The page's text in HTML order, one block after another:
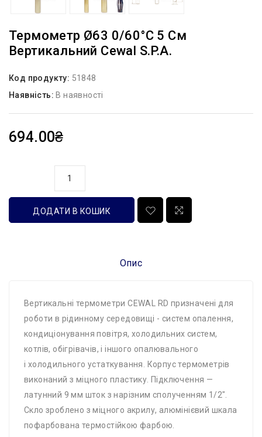
Термометр Ø63 0/60°С 5 См
Вертикальний Cewal S.p.A.
Код продукту: 51848
Наявність: В наявності
694.00₴
ДОДАТИ В КОШИК
Опис
Вертикальні термометри CEWAL RD призначені для
роботи в рідинному середовищі - систем опалення,
кондиціонування повітря, холодильних систем,
котлів, обігрівачів, і іншого опалювального
і холодильного устаткування. Корпус термометрів
виконаний з міцного пластику. Підключення —
латунний 9 мм шток з нарізним сполученням 1/2″.
Скло зроблено з міцного акрилу, алюмінієвий шкала
пофарбована ​​термостійкою фарбою.